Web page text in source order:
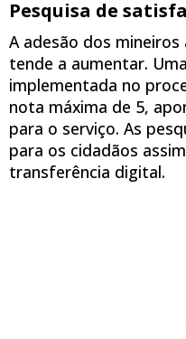
Pesquisa de
A adesão dos
tende a aumentar.
implementada no
nota máxima de 5,
para o serviço. As
para os cidadãos
transferência digital.